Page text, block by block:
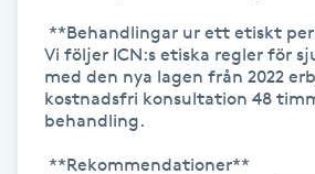
Hyperhidros
Hypnos
Vi följer ICN:s etiska regler för
med den nya lagen från 2022
kostnadsfri konsultation 48
behandling.